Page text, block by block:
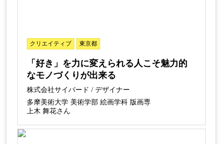
クリエイティブ 東京都
「好き」を力に変えられる人こそ魅力的
なモノづくりが出来る
株式会社サイバード / デザイナー
多摩美術大学 美術学部 絵画学科 版画専
上木 舞花さん